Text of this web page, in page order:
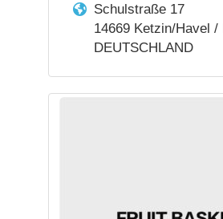
Schulstraße 17
14669 Ketzin/Havel /
DEUTSCHLAND